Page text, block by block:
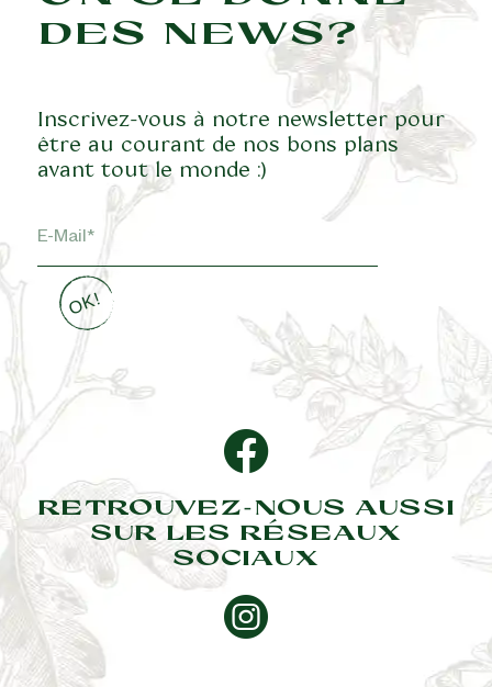
DES NEWS?
Inscrivez-vous à notre newsletter pour
être au courant de nos bons plans
avant tout le monde :)
RETROUVEZ-NOUS AUSSI
SUR LES RÉSEAUX
SOCIAUX